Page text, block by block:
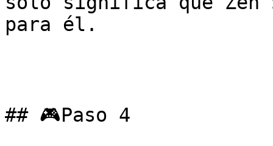
para él.
## 🎮Paso 4